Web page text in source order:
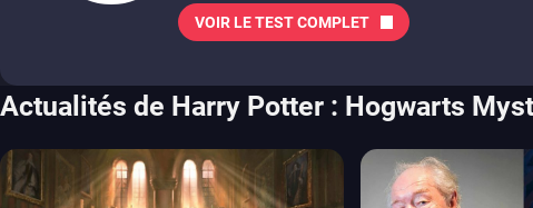
VOIR LE TEST COMPLET
Actualités de Harry Potter : Hogwarts